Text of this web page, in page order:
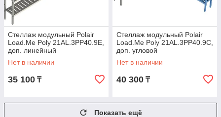
Стеллаж модульный Polair
Load.Me Poly 21AL.3PP40.9Е,
доп. линейный
Нет в наличии
35 100 ₸
Стеллаж модульный Polair
Load.Me Poly 21AL.3PP40.9C,
доп. угловой
Нет в наличии
40 300 ₸
Показать ещё